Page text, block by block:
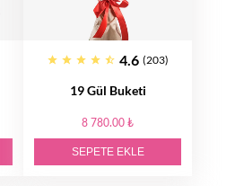
4.6 (203)
19 Gül Buketi
8 780.00 ₺
SEPETE EKLE